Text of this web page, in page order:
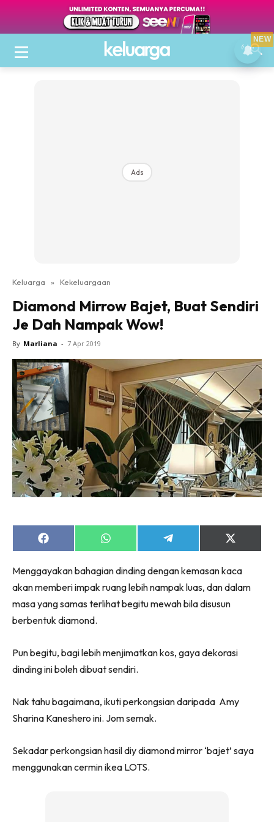
Ads
Keluarga » Kekeluargaan
Diamond Mirrow Bajet, Buat Sendiri
Je Dah Nampak Wow!
By Marliana - 7 Apr 2019
Share
on
Share
on
Share
on
Share
on
(Twitter)
Menggayakan bahagian dinding dengan kemasan kaca
akan memberi impak ruang lebih nampak luas, dan dalam
masa yang samas terlihat begitu mewah bila disusun
berbentuk diamond.
Pun begitu, bagi lebih menjimatkan kos, gaya dekorasi
dinding ini boleh dibuat sendiri.
Nak tahu bagaimana, ikuti perkongsian daripada Amy
Sharina Kaneshero ini. Jom semak.
Sekadar perkongsian hasil diy diamond mirror ‘bajet’ saya
menggunakan cermin ikea LOTS.
NEW